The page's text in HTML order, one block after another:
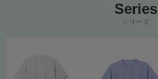
Series
シリーズ